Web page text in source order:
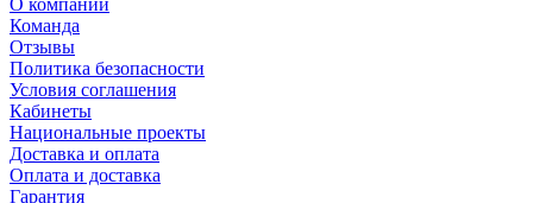
О компании
Команда
Отзывы
Политика безопасности
Условия соглашения
Кабинеты
Национальные проекты
Доставка и оплата
Оплата и доставка
Гарантия